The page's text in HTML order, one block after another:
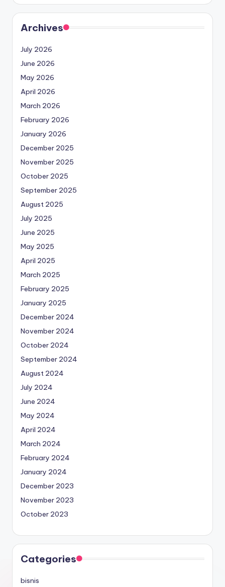
Archives
July 2026
June 2026
May 2026
April 2026
March 2026
February 2026
January 2026
December 2025
November 2025
October 2025
September 2025
August 2025
July 2025
June 2025
May 2025
April 2025
March 2025
February 2025
January 2025
December 2024
November 2024
October 2024
September 2024
August 2024
July 2024
June 2024
May 2024
April 2024
March 2024
February 2024
January 2024
December 2023
November 2023
October 2023
Categories
bisnis